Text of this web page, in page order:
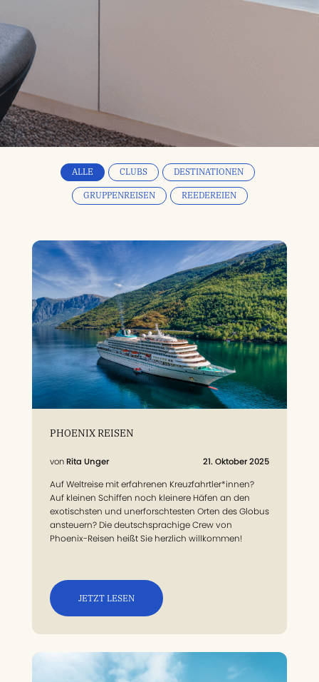
ALLE CLUBS DESTINATIONEN
GRUPPENREISEN REEDEREIEN
PHOENIX REISEN
Rita Unger 21. Oktober 2025
Auf Weltreise mit erfahrenen Kreuzfahrtler*innen?
Auf kleinen Schiffen noch kleinere Häfen an den
exotischsten und unerforschtesten Orten des Globus
ansteuern? Die deutschsprachige Crew von
Phoenix-Reisen heißt Sie herzlich willkommen!
JETZT LESEN